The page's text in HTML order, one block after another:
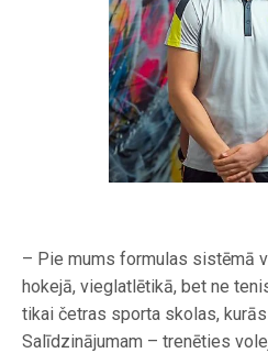
– Pie mums formulas sistēmā
hokejā, vieglatlētikā, bet ne
tikai četras sporta skolas,
Salīdzinājumam – trenēties